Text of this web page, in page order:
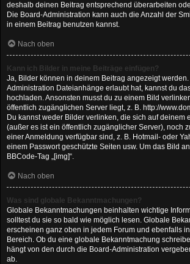
deshalb deinen Beitrag entsprechend überarbeiten
Die Board-Administration kann auch die Anzahl der
in einem Beitrag benutzen kannst.
Nach oben
Kann ich Bilder in meine Beiträge einfügen?
Ja, Bilder können in deinem Beitrag angezeigt
Administration Dateianhänge erlaubt hat, kannst du
hochladen. Ansonsten musst du zu einem Bild
öffentlich zugänglichen Server liegt, z. B. http://
Du kannst weder Bilder verlinken, die sich auf deinem
(außer es ist ein öffentlich zugänglicher Server), noch
einer Anmeldung verfügbar sind, z. B. Hotmail- oder
einem Passwort geschützte Seiten usw. Um das Bild
BBCode-Tag „[img]“.
Nach oben
Was sind globale Bekanntmachungen?
Globale Bekanntmachungen beinhalten wichtige
solltest du sie so bald wie möglich lesen. Globale
erscheinen ganz oben in jedem Forum und ebenfalls
Bereich. Ob du eine globale Bekanntmachung
hängt von den durch die Board-Administration
ab.